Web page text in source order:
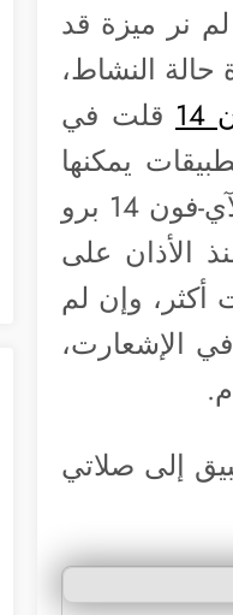
نر ميزة قد
حالة النشاط،
قلت في
يمكنها
عرض المعلومات الهامة أمامك طوال الوقت، فإذا كنت من أصحاب الآي-فون 14 برو
الأذان على
وإن لم
في الإشعارت،
إلى صلاتي